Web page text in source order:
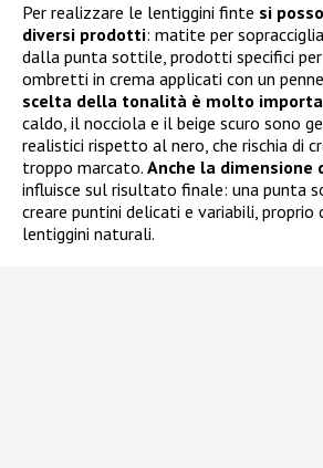
Per realizzare le lentiggini finte si
diversi prodotti: matite per
dalla punta sottile, prodotti specifici
ombretti in crema applicati con un
scelta della tonalità è molto
caldo, il nocciola e il beige scuro sono
realistici rispetto al nero, che rischia di
troppo marcato. Anche la
influisce sul risultato finale: una punta
creare puntini delicati e variabili, proprio
lentiggini naturali.